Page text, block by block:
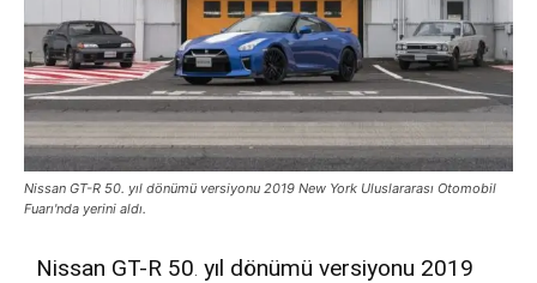
Nissan GT-R 50. yıl dönümü versiyonu 2019 New York Uluslararası Otomobil
Fuarı'nda yerini aldı.
Nissan GT-R 50 yıl dönümü versiyonu 2019